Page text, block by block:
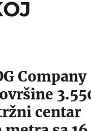
Company
centar